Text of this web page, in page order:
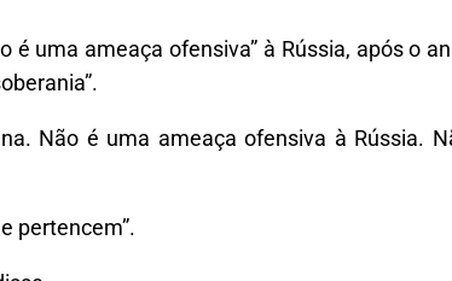
é uma ameaça ofensiva” à Rússia, após o
Não é uma ameaça ofensiva à Rússia.
pertencem”.